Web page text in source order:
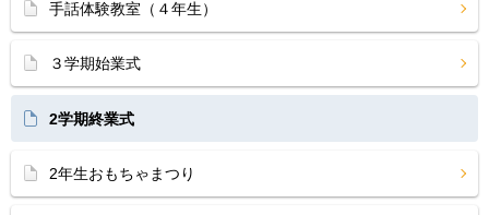
手話体験教室（４年生）
３学期始業式
2学期終業式
2年生おもちゃまつり